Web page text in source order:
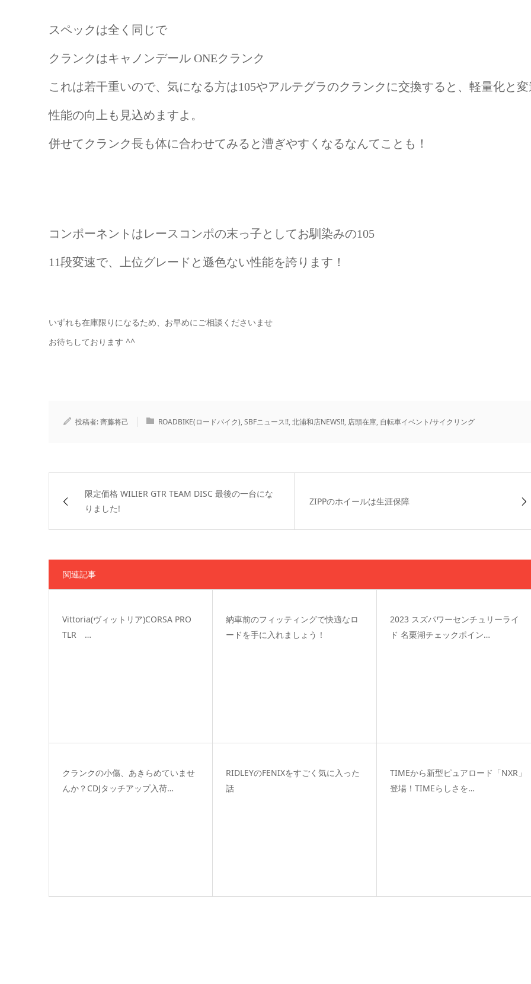
スペックは全く同じで
クランクはキャノンデール ONEクランク
これは若干重いので、気になる方は105やアルテグラのクランクに交換すると、軽量化と
性能の向上も見込めますよ。
併せてクランク長も体に合わせてみると漕ぎやすくなるなんてことも！
コンポーネントはレースコンポの末っ子としてお馴染みの105
11段変速で、上位グレードと遜色ない性能を誇ります！
いずれも在庫限りになるため、お早めにご相談くださいませ
お待ちしております ^^
投稿者:齊藤将己 ROADBIKE(ロードバイク),SBFニュース!!,北浦和店NEWS!!, 店頭在庫, 自転車イベント/サイクリング
限定価格 WILIER GTR TEAM DISC 最後の一台にな
りました!
ZIPPのホイールは生涯保障
関連記事
Vittoria(ヴィットリア)CORSA PRO
TLR …
納車前のフィッティングで快適なロ
ードを手に入れましょう！
2023 スズパワーセンチュリーライ
ド 名栗湖チェックポイン…
クランクの小傷、あきらめていませ
んか？CDJタッチアップ入荷…
RIDLEYのFENIXをすごく気に入った
話
TIMEから新型ピュアロード「NXR」
登場！TIMEらしさを…